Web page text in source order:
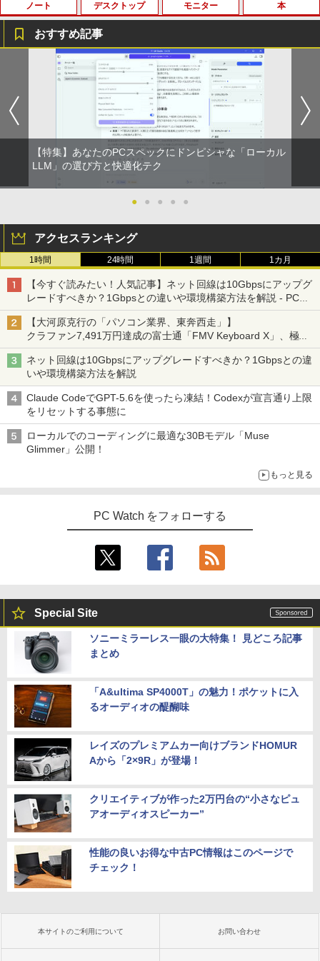
薬屋のひとりごと 17巻 (デジタル版ビッグガ
ンガンコミックス)
￥770
ONE PIECE モノクロ版 115 (ジャンプコミッ
クスDIGITAL)
￥594
異世界居酒屋「のぶ」(22) (角川コミックス・
エース)
￥832
スーパーの裏でヤニ吸うふたり 9巻 (デジタル
版ビッグガンガンコミックス)
￥810
HUNTER×HUNTER モノクロ版 39 (ジャンプ
コミックスDIGITAL)
￥572
ノート
MS限定クーポンあり! 【Win11正式対
応】Webカメラ&テンキー付き ノートパ
ソコン 中古 パソコン メモリ 8GB 最大3
2GB 新品 SSD 256GB 高性能 第8世代 C
ore i5搭載 DVD 中古ノートパソコン Win
dows11 Pro 店長オススメ おまかせ 15.6
型 無線LAN office付き 2026 福袋 ギフト
￥29,800
ートパソコン office付き Intel Pentium
GOLD 6500Y メモリ8GB M.2 SATA SSD
256GB USB3.0 HDMI WEBカメラ Bluet
ooth 無線LAN Windows11 JIS規格 日本
14J】
￥34,800
【新品】【楽天1位！】ノートパソコン
新品第13世代CPU搭載ノートPC Office
付きノートパソコン 初心者向け Window
s11 初期設定済 Webカメラ zoom 日本語
キーボード 14.1型 Intel Celeron メモリ
8GB SSD1TB(最大) 大容量バッテリービ
ジネス 大学生 プレゼント 学生向け
【2026年最新モデル】ノートパソコン 新
品ホワイト Office搭載 Win11 Pro 初期
GB SSD最大512GB 15.6型 FHD液晶 テ
ンキー付 Webカメラ 指紋認証 薄型 Blue
ndows11 Pro ノートPC 15.6 型 高性能
メモリ16GB SSD512GB最大 インテルC
ore 10キー付 Webカメラ zoom 指紋認
ィルム テレワーク 学生向け
￥54,800
デスクトップ
地デジ BS TV 視聴 Youtube 動画 23.8 i
n NEC ラビ LAVIE Direct DA570M 整備
済 第8世代 Corei5 デスクトップパソコン
SSD512GB ＋ HDD1TB 中古 一体型 WI
NDOWS11 メモリ8GB DVDマルチ キー
ボード マウス付 初期設定済 WEBカメラ
office付き TVチューナー PC 本体 送料込
￥63,800
6 Lite ミニPC Intel® Core i5-12600H 1
6/32GB 512GB/1TB ミニパソコン Wi-Fi
6 BT5.2 2x2500Mbps LAN有線無線接続
両対応 HDMI×2 /USB-C×2 4K@60Hz 4
￥109,799
3
-新品- mouse G TUNE DGI5G60JD65D
WHB3 ゲーミングデスクトップ
ズ F77 27型 / Core i7-1260P / メモリ 16
￥229,800
MI ・2 х USB4・2 х USB4 V2 /2 х 10Gb
E LAN ミニパソコン
￥565,999
モニター
モバイルモニター HAILESI S123E 12.3
インチ タッチパネル タッチペン対応 モ
バイルディスプレイ 1920x1280 フルHD
3:2比率 100％sRGB広色域 高輝度300nit
HDR対応 OTG対応 ポータブルモニター
軽量 自立型 スピーカー内蔵Switch2 PS5
XBOX PC Mac iPhone
￥11,999
P2421D QHD (2560x1440) 液晶モニター
23.8インチワイド ブラック LEDバックラ
イト付 非光沢 ノングレア 液晶ディスプ
レイ 中古液晶モニター 高画質 昇降・回
￥14,800
3
JAPANNEXT｜ジャパンネクスト モバイ
ル液晶ディスプレイ(10.5型/IPS/FHD+ 19
20×1280/60Hz/50ms)(シルバー) JN-MD-
IPS105FHDPR
￥14,440
元！】ゲーミングモニター 27インチモニ
RGB 低ブルーライトフリッカーフリーFr
eeSync & G-Sync対応高輝度400cd/m²
5
IOデータ ゲーミングモニター(ゲーミン
グスタンド) GigaCrysta KH-GD243UDB
-F ［23.8型 / フルHD(1920×1080) / ワイ
￥26,800
本
はじめてのセフレ（3） 【電子書籍】[ ゆ
りかわ ]
陽キャ集団にいる芹沢は、俺の前だと様
子書籍】[ 椿ゆず ]
3
あくまでクジャクの話です。（8） 【電
子書籍】[ 小出もと貴 ]
￥792
4
信じていた仲間達にダンジョン奥地で殺
されかけたがギフト『無限ガチャ』でレ
ベル9999の仲間達を手に入れて元パーテ
ィーメンバーと世界に復讐＆『ざま
ぁ！』します！【電子書籍】
￥792
￥792
おすすめ記事
【特集】あなたのPCスペックにドンピシャな「ローカル
LLM」の選び方と快適化テク
● ● ● ● ●
アクセスランキング
1時間 24時間 1週間 1カ月
【今すぐ読みたい！人気記事】ネット回線は10Gbpsにアップグ
レードすべきか？1Gbpsとの違いや環境構築方法を解説 - PC
Watch
【大河原克行の「パソコン業界、東奔西走」】
クラファン7,491万円達成の富士通「FMV Keyboard X」、極限
の静音化を追求
ネット回線は10Gbpsにアップグレードすべきか？1Gbpsとの違
いや環境構築方法を解説
Claude CodeでGPT-5.6を使ったら凍結！Codexが宣言通り上限
をリセットする事態に
ローカルでのコーディングに最適な30Bモデル「Muse
Glimmer」公開！
もっと見る
PC Watch をフォローする
Special Site
ソニーミラーレス一眼の大特集！ 見どころ記事
まとめ
「A&ultima SP4000T」の魅力！ポケットに入
るオーディオの醍醐味
レイズのプレミアムカー向けブランドHOMUR
Aから「2×9R」が登場！
クリエイティブが作った2万円台の“小さなピュ
アオーディオスピーカー”
性能の良いお得な中古PC情報はこのページで
チェック！
本サイトのご利用について お問い合わせ